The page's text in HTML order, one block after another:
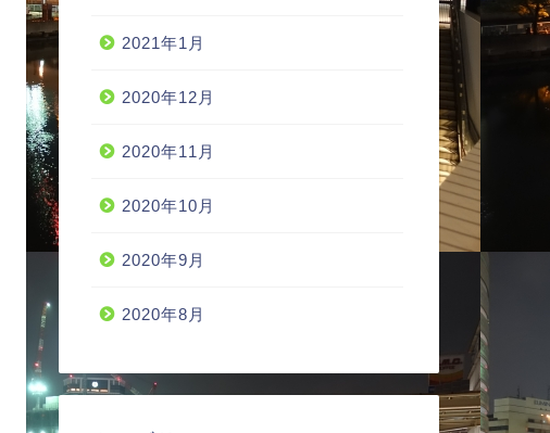
2021年1月
2020年12月
2020年11月
2020年10月
2020年9月
2020年8月